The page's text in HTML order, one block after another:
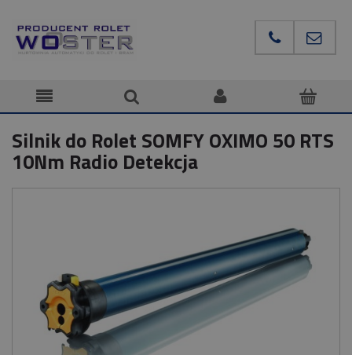
Silnik do Rolet SOMFY OXIMO 50 RTS
10Nm Radio Detekcja